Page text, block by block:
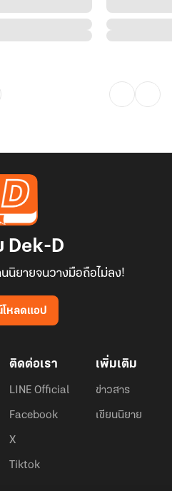
Dek-D
นิยายจนวางมือถือไม่ลง!
โหลดแอป
ติดต่อเรา
LINE Official
Facebook
X
Tiktok
เพิ่มเติม
ข่าวสาร
เขียนนิยาย